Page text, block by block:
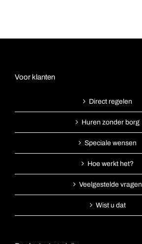
Voor klanten
Direct regelen
Huren zonder borg
Speciale wensen
Hoe werkt het?
Veelgestelde vragen
Wist u dat